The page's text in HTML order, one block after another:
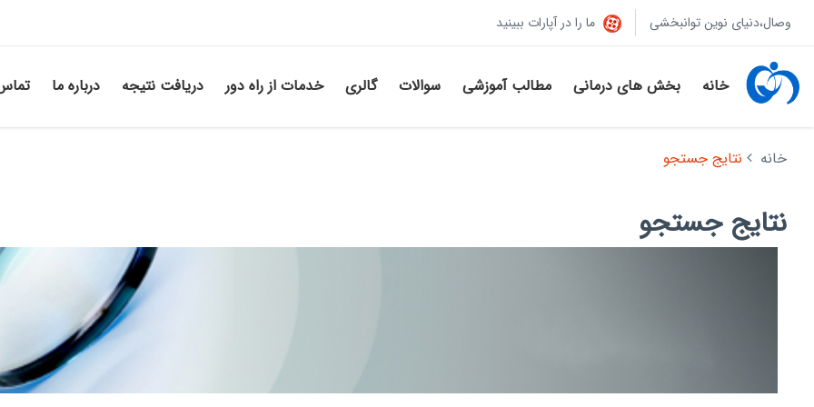
وصال،دنیای نوین توانبخشی ما را در آپارات ببینید
خانه بخش های درمانی مطالب آموزشی سوالات گالری خدمات از راه دور دریافت نتیجه درباره ما
خانه نتایج جستجو
نتایج جستجو